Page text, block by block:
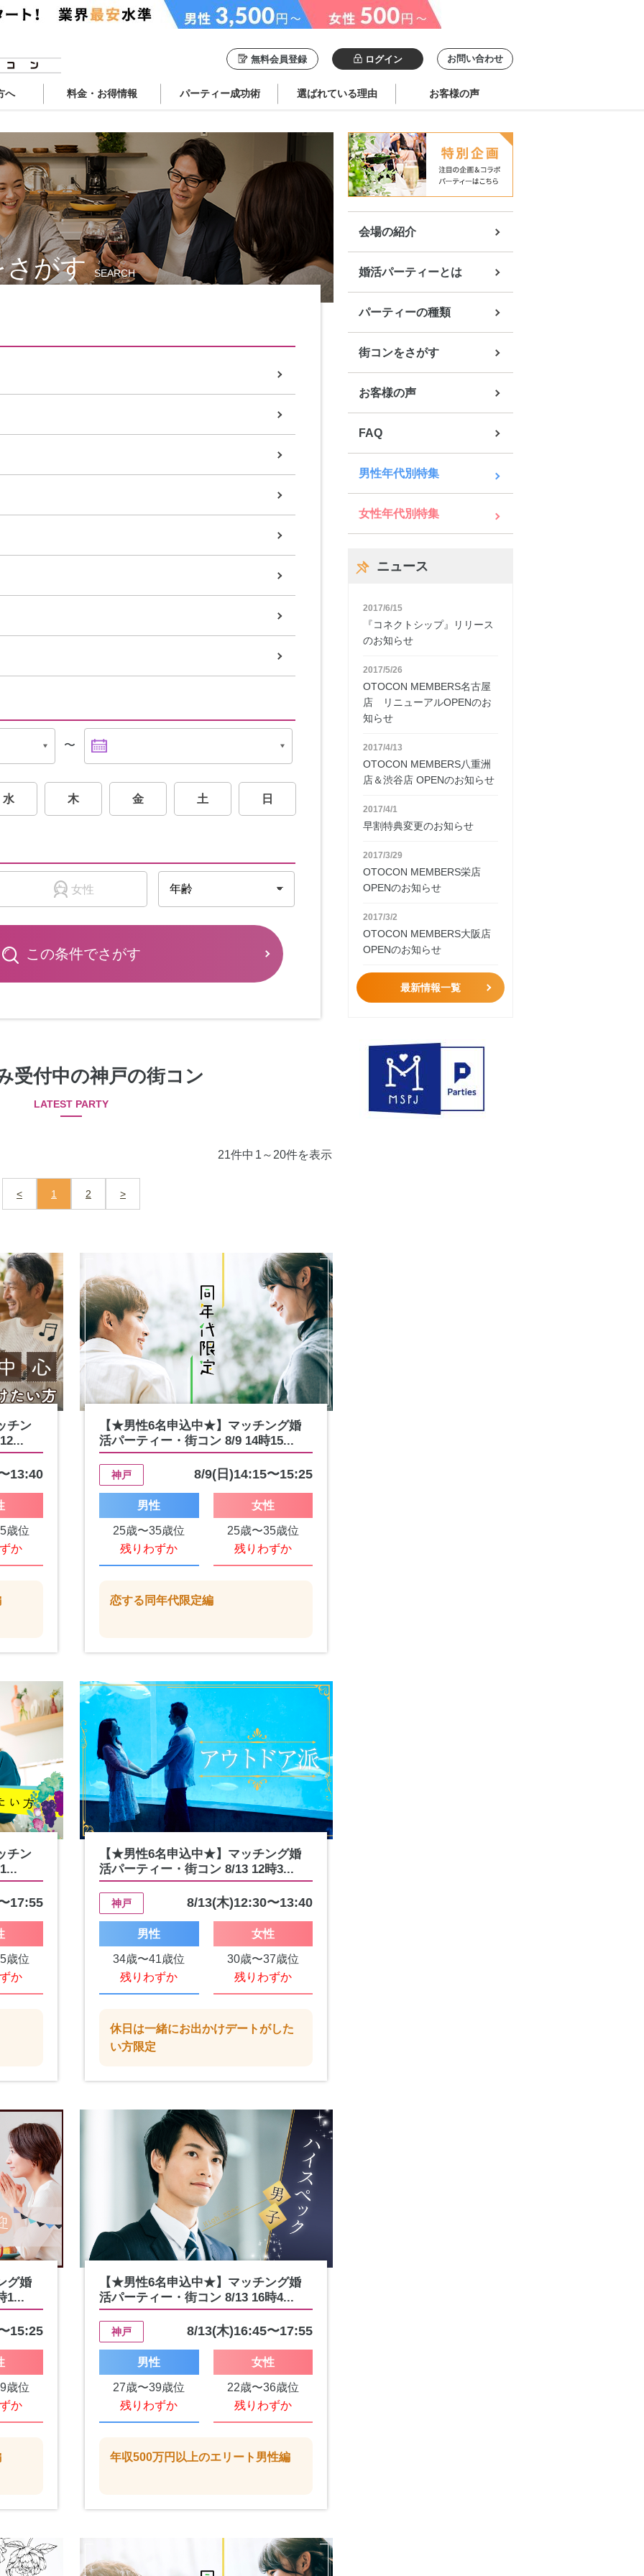
無料会員登録 ログイン お問い合わせ
へ 料金・お得情報 パーティー成功術 選ばれている理由 お客様の声
さがす SEARCH
〜
水 木 金 土 日
女性
この条件でさがす
受付中の神戸の街コン
LATEST PARTY
21件中 1～20件を表示
< 1 2 >
チン
13:40
歳位
か
【★男性6名申込中★】マッチング婚
活パーティー・街コン 8/9 14時15...
神戸 8/9(日)14:15〜15:25
男性
25歳〜35歳位
残りわずか
女性
25歳〜35歳位
残りわずか
恋する同年代限定編
チン
17:55
歳位
か
【★男性6名申込中★】マッチング婚
活パーティー・街コン 8/13 12時3...
神戸 8/13(木)12:30〜13:40
男性
34歳〜41歳位
残りわずか
女性
30歳〜37歳位
残りわずか
休日は一緒にお出かけデートがした
い方限定
グ婚
1...
15:25
歳位
か
【★男性6名申込中★】マッチング婚
活パーティー・街コン 8/13 16時4...
神戸 8/13(木)16:45〜17:55
男性
27歳〜39歳位
残りわずか
女性
22歳〜36歳位
残りわずか
年収500万円以上のエリート男性編
会場の紹介
婚活パーティーとは
パーティーの種類
街コンをさがす
お客様の声
FAQ
男性年代別特集
女性年代別特集
ニュース
2017/6/15
『コネクトシップ』リリース
のお知らせ
2017/5/26
OTOCON MEMBERS名古屋
店 リニューアルOPENのお
知らせ
2017/4/13
OTOCON MEMBERS八重洲
店＆渋谷店 OPENのお知らせ
2017/4/1
早割特典変更のお知らせ
2017/3/29
OTOCON MEMBERS栄店
OPENのお知らせ
2017/3/2
OTOCON MEMBERS大阪店
OPENのお知らせ
最新情報一覧